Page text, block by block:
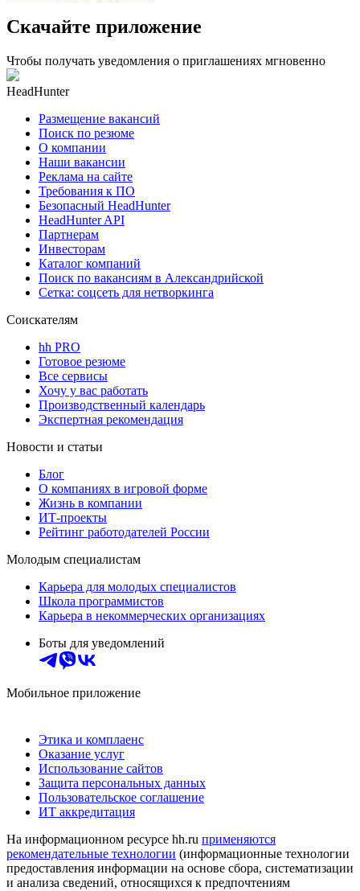
Скачайте приложение
Чтобы получать уведомления о приглашениях мгновенно
HeadHunter
Размещение вакансий
Поиск по резюме
О компании
Наши вакансии
Реклама на сайте
Требования к ПО
Безопасный HeadHunter
HeadHunter API
Партнерам
Инвесторам
Каталог компаний
Поиск по вакансиям в Александрийской
Сетка: соцсеть для нетворкинга
Соискателям
hh PRO
Готовое резюме
Все сервисы
Хочу у вас работать
Производственный календарь
Экспертная рекомендация
Новости и статьи
Блог
О компаниях в игровой форме
Жизнь в компании
ИТ-проекты
Рейтинг работодателей России
Молодым специалистам
Карьера для молодых специалистов
Школа программистов
Карьера в некоммерческих организациях
Боты для уведомлений
Мобильное приложение
Этика и комплаенс
Оказание услуг
Использование сайтов
Защита персональных данных
Пользовательское соглашение
ИТ аккредитация
На информационном ресурсе hh.ru применяются
рекомендательные технологии (информационные технологии
предоставления информации на основе сбора, систематизации
и анализа сведений, относящихся к предпочтениям